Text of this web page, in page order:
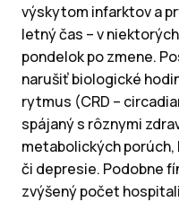
výskytom infarktov a
letný čas – v
pondelok po zmene.
narušiť biologické
rytmus (CRD –
spájaný s rôznymi
metabolických
či depresie. Podobne
zvýšený počet